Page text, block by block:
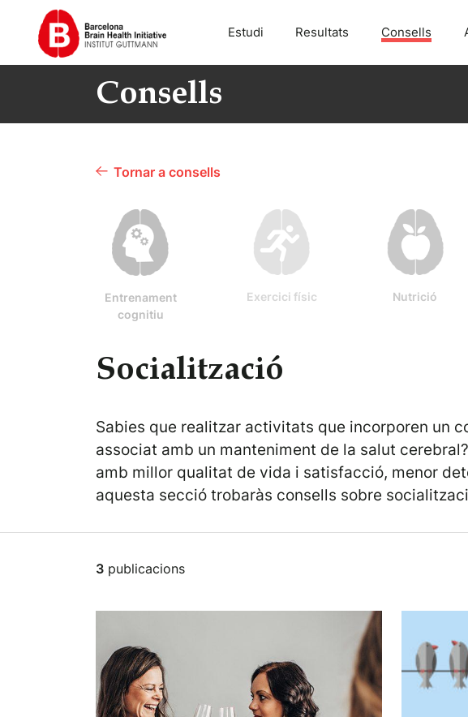
Estudi Resultats Consells
Consells
Tornar a consells
Entrenament
cognitiu
Exercici físic Nutrició
Socialització
Sabies que realitzar activitats que incorporen un
associat amb un manteniment de la salut
amb millor qualitat de vida i satisfacció, menor
aquesta secció trobaràs consells sobre
3 publicacions